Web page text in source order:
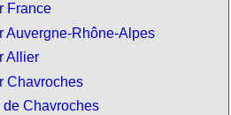
France
Auvergne-Rhône-Alpes
Allier
Chavroches
de Chavroches